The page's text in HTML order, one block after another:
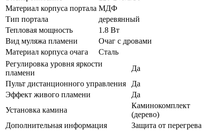
Материал корпуса портала МДФ
Тип портала
деревянный
Тепловая мощность
1.8 Вт
Вид муляжа пламени
Очаг с дровами
Материал корпуса очага
Сталь
Регулировка уровня яркости
пламени
Да
Пульт дистанционного управления
Да
Эффект живого пламени
Да
Установка камина
Каминокомплект
(дерево)
Дополнительная информация
Защита от перегрева